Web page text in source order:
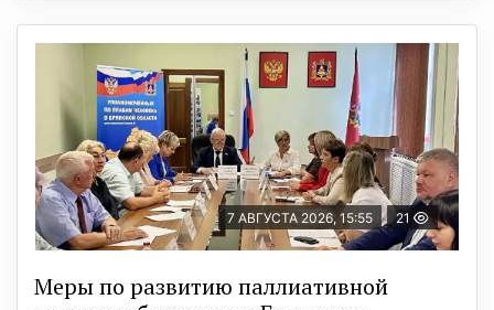
7 АВГУСТА 2026, 15:55 21
Меры по развитию паллиативной